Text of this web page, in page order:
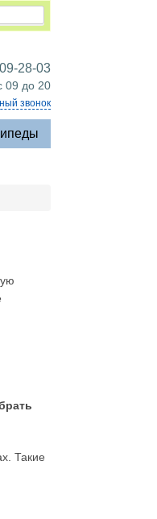
28-03
09 до 20
звонок
Такие